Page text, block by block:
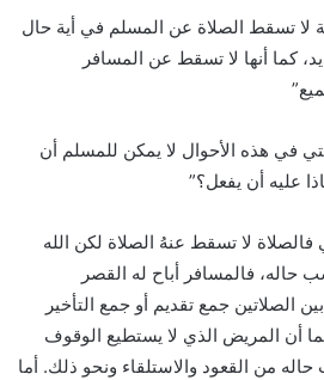
لا تسقط الصلاة عن المسلم في أية حال
كما أنها لا تسقط عن المسافر
في هذه الأحوال لا يمكن للمسلم أن
عليه أن يفعل؟”
فالصلاة لا تسقط عنهُ الصلاة لكن الله
فالمسافر أباح له القصر
الصلاتين جمع تقديم أو جمع التأخير
أن المريض الذي لا يستطيع الوقوف
من القعود والاستلقاء ونحو ذلك. أما